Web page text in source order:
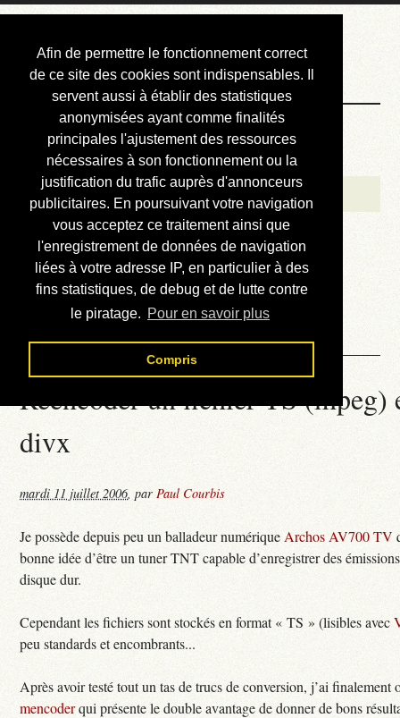
Afin de permettre le fonctionnement correct
de ce site des cookies sont indispensables. Il
servent aussi à établir des statistiques
anonymisées ayant comme finalités
principales l'ajustement des ressources
nécessaires à son fonctionnement ou la
justification du trafic auprès d'annonceurs
publicitaires. En poursuivant votre navigation
vous acceptez ce traitement ainsi que
l'enregistrement de données de navigation
liées à votre adresse IP, en particulier à des
fins statistiques, de debug et de lutte contre
le piratage. Pour en savoir plus
Compris
Courbis, « LE »
Blog Officiel
Bienvenue
Réalisations
Divers (et d’été)
Annonces
Liens externes
Téléchargement
Contact
Réencoder un fichier TS (mpeg)
divx
mardi 11 juillet 2006,parPaul Courbis
Je possède depuis peu un balladeur numérique Archos AV700 TV
bonne idée d’être un tuner TNT capable d’enregistrer des
disque dur.
Cependant les fichiers sont stockés en format « TS » (lisibles avec
peu standards et encombrants...
Après avoir testé tout un tas de trucs de conversion, j’ai finalement
mencoderqui présente le double avantage de donner de bons